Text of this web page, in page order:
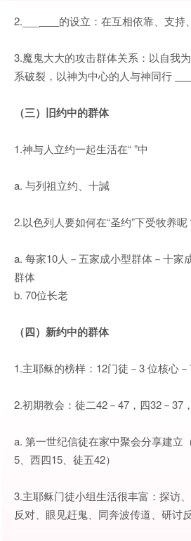
2.___ 的设立：在互相依靠、支持
3.魔鬼大大的攻击群体关系：以自我
系破裂，以神为中心的人与神同行
（三）旧约中的群体
1.神与人立约一起生活在“ ”中
a. 与列祖立约、十諴
2.以色列人要如何在“圣约”下受牧养呢
a. 每家10人－五家成小型群体－十家
群体
b. 70位长老
（四）新约中的群体
1.主耶稣的榜样：12门徒－3 位核心
2.初期教会：徒二42－47，四32－37
a. 第一世纪信徒在家中聚会分享建立
5、西四15、徒五42）
3.主耶稣门徒小组生活很丰富：探访
反对、眼见赶鬼、同奔波传道、研讨